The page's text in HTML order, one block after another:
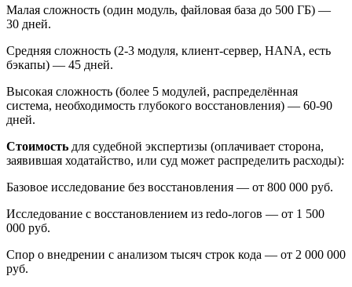
Малая сложность (один модуль, файловая база до 500 ГБ) —
30 дней.
Средняя сложность (2-3 модуля, клиент-сервер, HANA, есть
бэкапы) — 45 дней.
Высокая сложность (более 5 модулей, распределённая
система, необходимость глубокого восстановления) — 60-90
дней.
Стоимость для судебной экспертизы (оплачивает сторона,
заявившая ходатайство, или суд может распределить расходы):
Базовое исследование без восстановления — от 800 000 руб.
Исследование с восстановлением из redo-логов — от 1 500
000 руб.
Спор о внедрении с анализом тысяч строк кода — от 2 000 000
руб.